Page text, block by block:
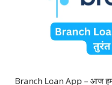
Branch Loan App – आज हम